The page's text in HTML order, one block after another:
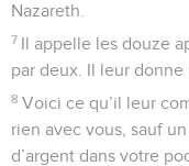
Nazareth.
7 Il appelle les douze
par deux. Il leur donne
8 Voici ce qu’il leur
rien avec vous, sauf
d’argent dans votre